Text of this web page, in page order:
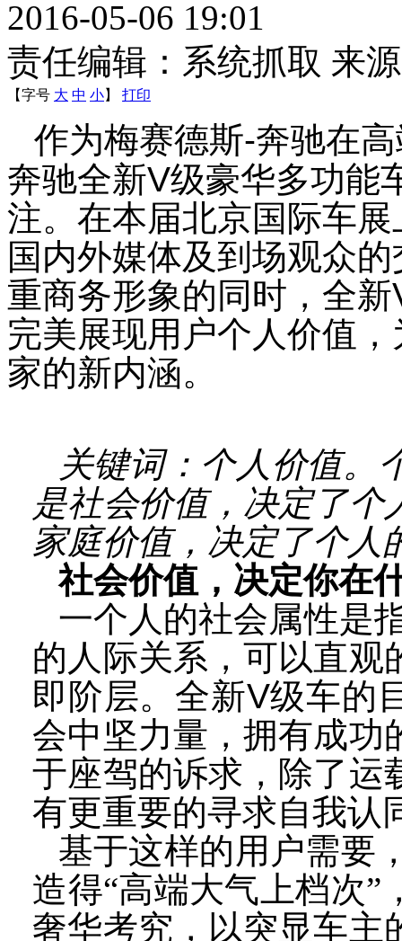
2016-05-06 19:01
责任编辑：系统抓取 来
【字号 大 中 小】 打印
作为梅赛德斯-奔驰在
奔驰全新V级豪华多功能
注。在本届北京国际车
国内外媒体及到场观众
重商务形象的同时，全新
完美展现用户个人价值，
家的新内涵。
关键词：个人价值。
是社会价值，决定了个
家庭价值，决定了个人
社会价值，决定你在
一个人的社会属性是
的人际关系，可以直观
即阶层。全新V级车的
会中坚力量，拥有成功
于座驾的诉求，除了运
有更重要的寻求自我认
基于这样的用户需要
造得“高端大气上档次
奢华考究，以突显车主